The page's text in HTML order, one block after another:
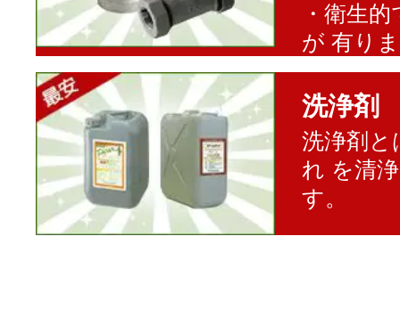
・衛生
が 有り
洗浄剤
洗浄剤と
れ を清
す。